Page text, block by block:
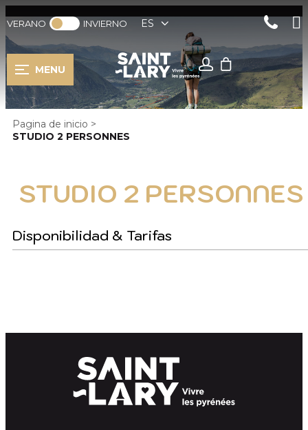
VERANO INVIERNO ES
MENU
Pagina de inicio >
STUDIO 2 PERSONNES
STUDIO 2 PERSONNES
Disponibilidad & Tarifas